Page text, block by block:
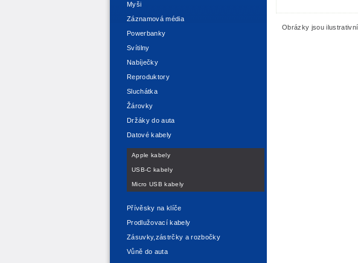
Myši
Záznamová média
Powerbanky
Svítilny
Nabíječky
Reproduktory
Sluchátka
Žárovky
Držáky do auta
Datové kabely
Apple kabely
USB-C kabely
Micro USB kabely
Přívěsky na klíče
Prodlužovací kabely
Zásuvky,zástrčky a rozbočky
Vůně do auta
Obrázky jsou ilustrativní